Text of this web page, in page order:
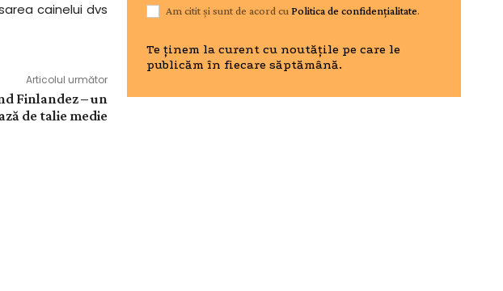
cainelui dvs
Articolul următor
Finlandez – un
de talie medie
Am citit și sunt de acord cuPolitica de confidențialitate.
Te ținem la curent cu noutățile pe care le
publicăm în fiecare săptămână.